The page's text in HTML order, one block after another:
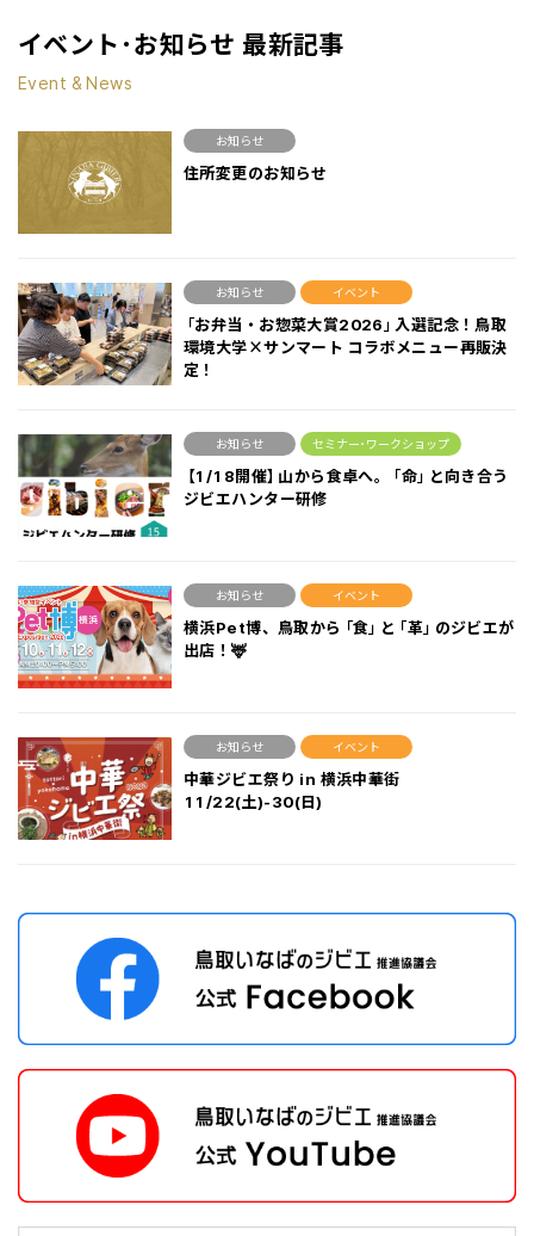
イベント･お知らせ 最新記事
Event & News
お知らせ
住所変更のお知らせ
お知らせ イベント
「お弁当・お惣菜大賞2026」入選記念！鳥取
環境大学×サンマート コラボメニュー再販決
定！
お知らせ セミナー･ワークショップ
【1/18開催】山から食卓へ。「命」と向き合う
ジビエハンター研修
お知らせ イベント
横浜Pet博、鳥取から「食」と「革」のジビエが
出店！🦌
お知らせ イベント
中華ジビエ祭り in 横浜中華街
11/22(土)-30(日)